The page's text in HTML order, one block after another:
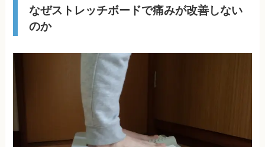
なぜストレッチボードで痛みが改善しない
のか